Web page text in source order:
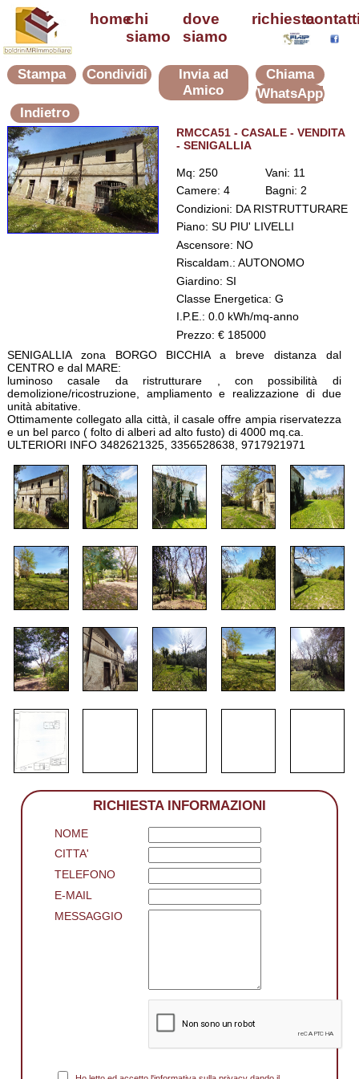
homechi
siamo
dove
siamo
richiesta
Stampa Condividi
Invia ad
Amico
Chiama
WhatsApp
Indietro
RMCCA51 - CASALE - VENDITA
- SENIGALLIA
Mq: 250
Vani: 11
Camere: 4
Bagni: 2
Condizioni: DA RISTRUTTURARE
Piano: SU PIU' LIVELLI
Ascensore: NO
Riscaldam.: AUTONOMO
Giardino: SI
Classe Energetica: G
I.P.E.: 0.0 kWh/mq-anno
Prezzo: € 185000
SENIGALLIA zona BORGO BICCHIA a breve distanza dal
CENTRO e dal MARE:
luminoso casale da ristrutturare , con possibilità di
demolizione/ricostruzione, ampliamento e realizzazione di due
unità abitative.
Ottimamente collegato alla città, il casale offre ampia riservatezza
e un bel parco ( folto di alberi ad alto fusto) di 4000 mq.ca.
ULTERIORI INFO 3482621325, 3356528638, 9717921971
RICHIESTA INFORMAZIONI
NOME
CITTA'
TELEFONO
E-MAIL
MESSAGGIO